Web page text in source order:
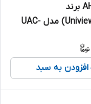
دوربین AHD برند
یونی‌ویو(Uniview) مدل UAC-
افزودن به سبد